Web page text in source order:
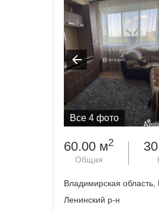
Все 4 фото
60.00 м2
Общая
Владимирская
Ленинский р-н